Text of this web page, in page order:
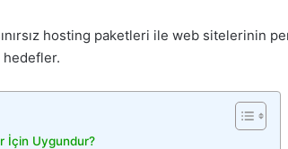
hosting paketleri ile web sitelerinin
hedefler.
İçin Uygundur?